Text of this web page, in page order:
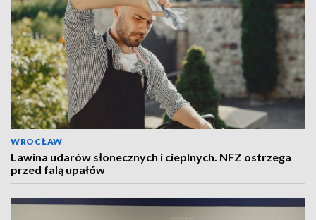
WROCŁAW
Lawina udarów słonecznych i cieplnych. NFZ ostrzega
przed falą upałów